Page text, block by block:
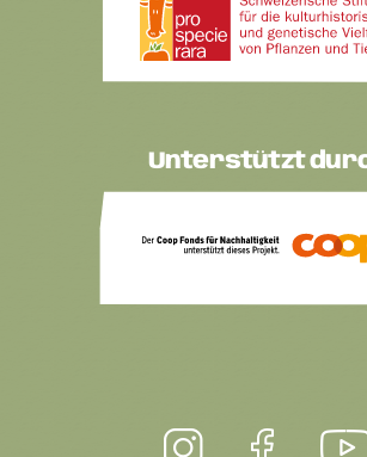
Unterstützt